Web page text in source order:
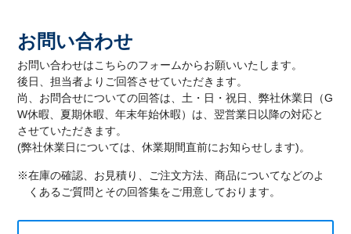
お問い合わせ
お問い合わせはこちらのフォームからお願いいたします。
後日、担当者よりご回答させていただきます。
尚、お問合せについての回答は、土・日・祝日、弊社休業日（G
W休暇、夏期休暇、年末年始休暇）は、翌営業日以降の対応と
させていただきます。
(弊社休業日については、休業期間直前にお知らせします)。
※在庫の確認、お見積り、ご注文方法、商品についてなどのよ
くあるご質問とその回答集をご用意しております。